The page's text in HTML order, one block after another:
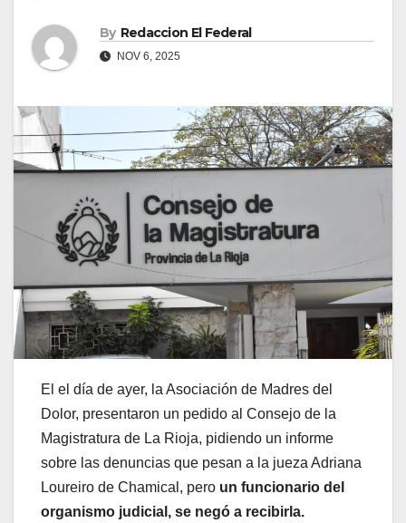
By Redaccion El Federal
NOV 6, 2025
El el día de ayer, la Asociación de Madres del
Dolor, presentaron un pedido al Consejo de la
Magistratura de La Rioja, pidiendo un informe
sobre las denuncias que pesan a la jueza Adriana
Loureiro de Chamical, pero un funcionario del
organismo judicial, se negó a recibirla.